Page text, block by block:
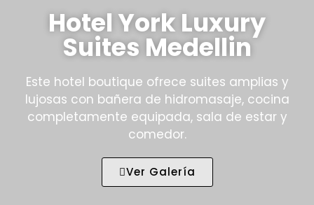
Hotel York Luxury
Suites Medellin
Este hotel boutique ofrece suites amplias y
lujosas con bañera de hidromasaje, cocina
completamente equipada, sala de estar y
comedor.
Ver Galería